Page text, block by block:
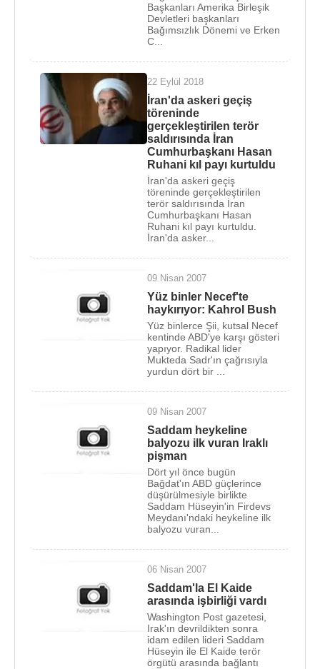
Başkanları Amerika Birleşik
Devletleri başkanları
Bağımsızlık Dönemi ve Erken
C...
22 Eylül 2018
İran'da askeri geçiş
töreninde
gerçekleştirilen terör
saldırısında İran
Cumhurbaşkanı Hasan
Ruhani kıl payı kurtuldu
İran'da askeri geçiş
töreninde gerçekleştirilen
terör saldırısında İran
Cumhurbaşkanı Hasan
Ruhani kıl payı kurtuldu.
İran'da asker...
09 Nisan 2007
Yüz binler Necef'te
haykırıyor: Kahrol Bush
Yüz binlerce Şii, kutsal Necef
kentinde ABD'ye karşı gösteri
yapıyor. Radikal lider
Mukteda Sadr'ın çağrısıyla
yurdun dört bir ...
09 Nisan 2007
Saddam heykeline
balyozu ilk vuran Iraklı
pişman
Dört yıl önce bugün
Bağdat'ın ABD güçlerince
düşürülmesiyle birlikte
Saddam Hüseyin'in Firdevs
Meydanı'ndaki heykeline ilk
balyozu vuran...
06 Nisan 2007
Saddam'la El Kaide
arasında işbirliği vardı
Washington Post gazetesi,
Irak'ın devrildikten sonra
idam edilen lideri Saddam
Hüseyin ile El Kaide terör
örgütü arasında bağlantı